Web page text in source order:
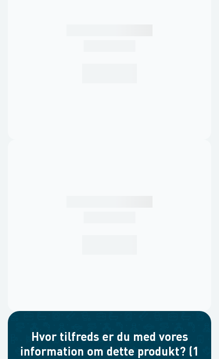
Hvor tilfreds er du med vores
information om dette produkt? (1